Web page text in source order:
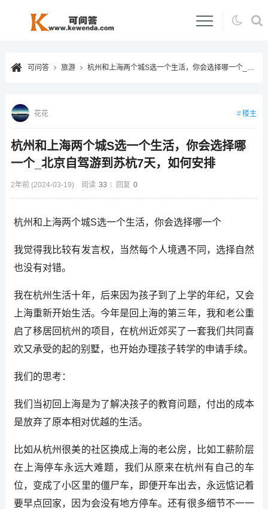
可问答 旅游 杭州和上海两个城S选一个生活，你会选择哪一个_北京自驾游到苏杭7天，如何安排
杭州和上海两个城S选一个生活，你会选择哪
一个_北京自驾游到苏杭7天，如何安排
2年前 (2024-03-19) 阅读 33 回复 0
花花 楼主
杭州和上海两个城S选一个生活，你会选择哪一个
我觉得我比较有发言权，当然每个人境遇不同，选择自然
也没有对错。
我在杭州生活十年，后来因为孩子到了上学的年纪，又会
上海重新开始生活。今年是回上海的第三年，我和老公重
启了移居回杭州的项目，在杭州近郊买了一套我们共同喜
欢又承受的起的别墅，也开始办理孩子转学的申请手续。
我们的思考：
我们当初回上海是为了解决孩子的教育问题，付出的成本
是放弃了原本相对优越的生活。
比如从杭州很美的社区换成上海的老公房，比如工薪阶层
在上海停车永远大难题，我们从原来在杭州有自己的车
位，变成了小区里的僵尸车，即便开车出去，永远惦记着
要早点回家，因为会没有地方停车。还有很多细节不一一